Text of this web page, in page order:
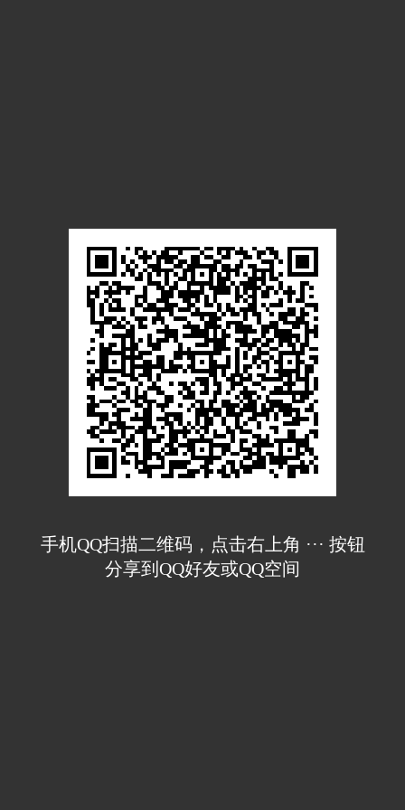
手机QQ扫描二维码，点击右上角 ··· 按钮
分享到QQ好友或QQ空间